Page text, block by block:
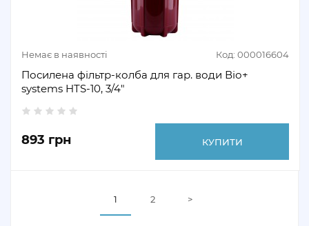
Немає в наявності Код: 000016604
Посилена фільтр-колба для гар. води Віо+
systems HTS-10, 3/4"
893 грн КУПИТИ
1 2 >